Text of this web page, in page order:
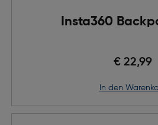
Insta360
€ 22,99
in den